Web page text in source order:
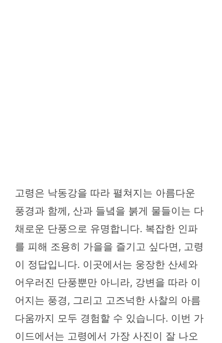
고령은 낙동강을 따라 펼쳐지는 아름다운
풍경과 함께, 산과 들녘을 붉게 물들이는 다
채로운 단풍으로 유명합니다. 복잡한 인파
를 피해 조용히 가을을 즐기고 싶다면, 고령
이 정답입니다. 이곳에서는 웅장한 산세와
어우러진 단풍뿐만 아니라, 강변을 따라 이
어지는 풍경, 그리고 고즈넉한 사찰의 아름
다움까지 모두 경험할 수 있습니다. 이번 가
이드에서는 고령에서 가장 사진이 잘 나오